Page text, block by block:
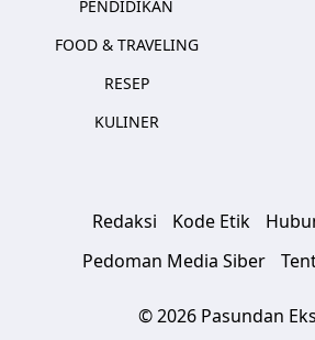
PENDIDIKAN
FOOD & TRAVELING
RESEP
KULINER
Redaksi Kode Etik
Pedoman Media Siber
© 2026 Pasundan